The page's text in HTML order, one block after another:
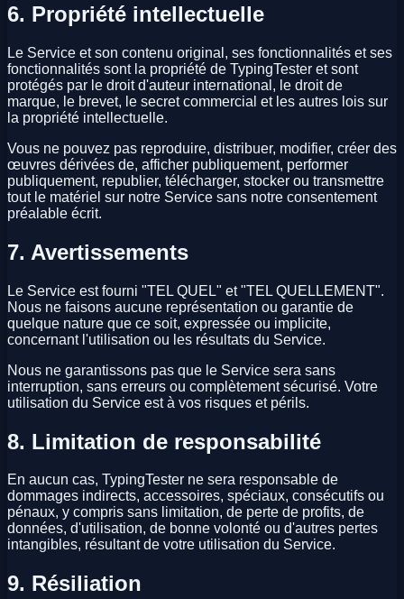
6. Propriété intellectuelle
Le Service et son contenu original, ses fonctionnalités et ses
fonctionnalités sont la propriété de TypingTester et sont
protégés par le droit d'auteur international, le droit de
marque, le brevet, le secret commercial et les autres lois sur
la propriété intellectuelle.
Vous ne pouvez pas reproduire, distribuer, modifier, créer des
œuvres dérivées de, afficher publiquement, performer
publiquement, republier, télécharger, stocker ou transmettre
tout le matériel sur notre Service sans notre consentement
préalable écrit.
7. Avertissements
Le Service est fourni "TEL QUEL" et "TEL QUELLEMENT".
Nous ne faisons aucune représentation ou garantie de
quelque nature que ce soit, expressée ou implicite,
concernant l'utilisation ou les résultats du Service.
Nous ne garantissons pas que le Service sera sans
interruption, sans erreurs ou complètement sécurisé. Votre
utilisation du Service est à vos risques et périls.
8. Limitation de responsabilité
En aucun cas, TypingTester ne sera responsable de
dommages indirects, accessoires, spéciaux, consécutifs ou
pénaux, y compris sans limitation, de perte de profits, de
données, d'utilisation, de bonne volonté ou d'autres pertes
intangibles, résultant de votre utilisation du Service.
9. Résiliation